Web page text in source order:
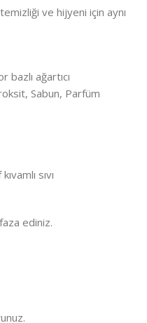
ve hijyeni için aynı
ağartıcı
Sabun, Parfüm
sıvı
ediniz.